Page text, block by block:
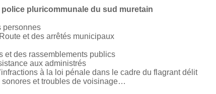
police pluricommunale du sud muretain
personnes
et des arrêtés municipaux
et des rassemblements publics
aux administrés
à la loi pénale dans le cadre du flagrant délit
sonores et troubles de voisinage…